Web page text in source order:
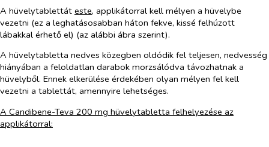
A hüvelytablettát este, applikátorral kell mélyen a hüvelybe
vezetni (ez a leghatásosabban háton fekve, kissé felhúzott
lábakkal érhető el) (az alábbi ábra szerint).
A hüvelytabletta nedves közegben oldódik fel teljesen, nedvesség
hiányában a feloldatlan darabok morzsálódva távozhatnak a
hüvelyből. Ennek elkerülése érdekében olyan mélyen fel kell
vezetni a tablettát, amennyire lehetséges.
A Candibene-Teva 200 mg hüvelytabletta felhelyezése az
applikátorral: